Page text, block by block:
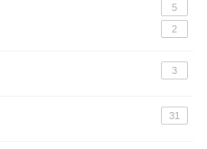
5
2
3
31